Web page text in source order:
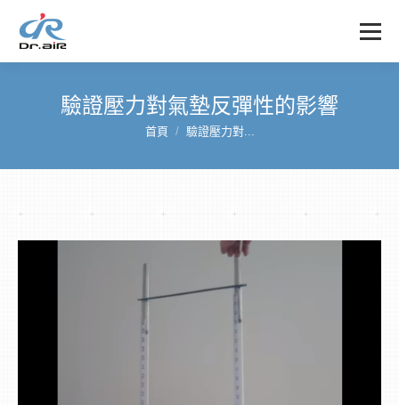
驗證壓力對氣墊反彈性的影響
您在這裡：
首頁 驗證壓力對...